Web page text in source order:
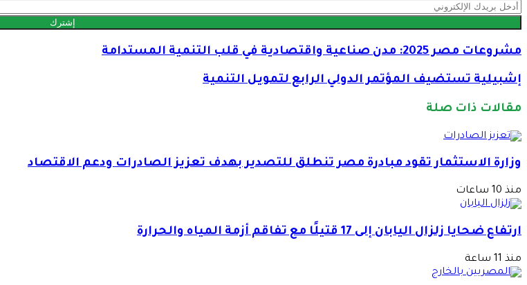
مشروعات مصر 2025: مدن صناعية واقتصادية في قلب التنمية المستدامة
إشبيلية تستضيف المؤتمر الدولي الرابع لتمويل التنمية
مقالات ذات صلة
وزارة الاستثمار تقود مبادرة مصر تنطلق للتصدير بهدف تعزيز الصادرات ودعم الاقتصاد
منذ 10 ساعات
ارتفاع ضحايا زلزال اليابان إلى 17 قتيلًا مع تفاقم أزمة المياه والحرارة
منذ 11 ساعة